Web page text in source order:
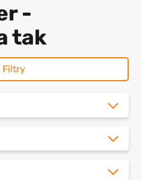
-
tak
Filtry